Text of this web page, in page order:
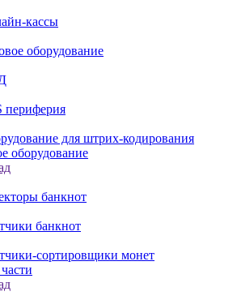
кассы
оборудование
периферия
для штрих-кодирования
оборудование
банкнот
банкнот
сортировщики монет